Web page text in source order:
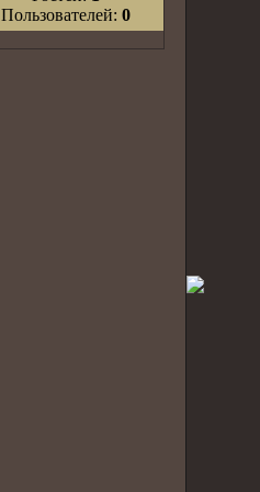
Пользователей: 0